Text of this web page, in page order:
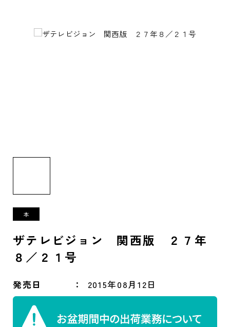
ザテレビジョン 関西版 ２７年
８／２１号
発売日 2015年08月12日